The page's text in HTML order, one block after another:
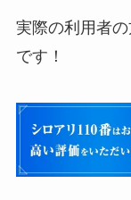
実際の利用者
です！